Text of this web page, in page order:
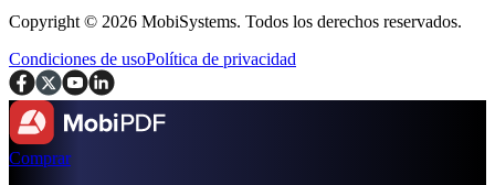
Copyright © 2026 MobiSystems. Todos los derechos reservados.
Condiciones de usoPolítica de privacidad
Comprar